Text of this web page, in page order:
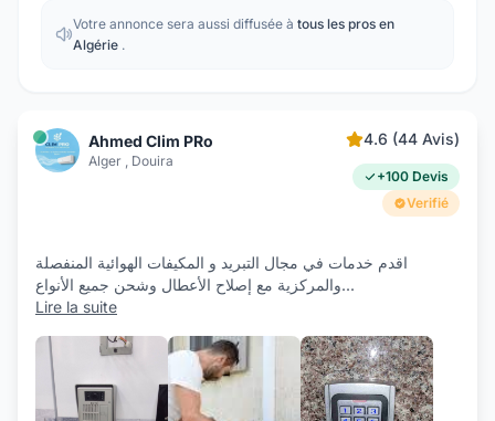
Votre annonce sera aussi diffusée à tous les pros en
Algérie .
Ahmed Clim PRo
Alger , Douira
4.6 (44 Avis)
+100 Devis
Verifié
اقدم خدمات في مجال التبريد و المكيفات الھوائية المنفصلة
والمركزية مع إصلاح الأعطال وشحن جميع الأنواع...
Lire la suite